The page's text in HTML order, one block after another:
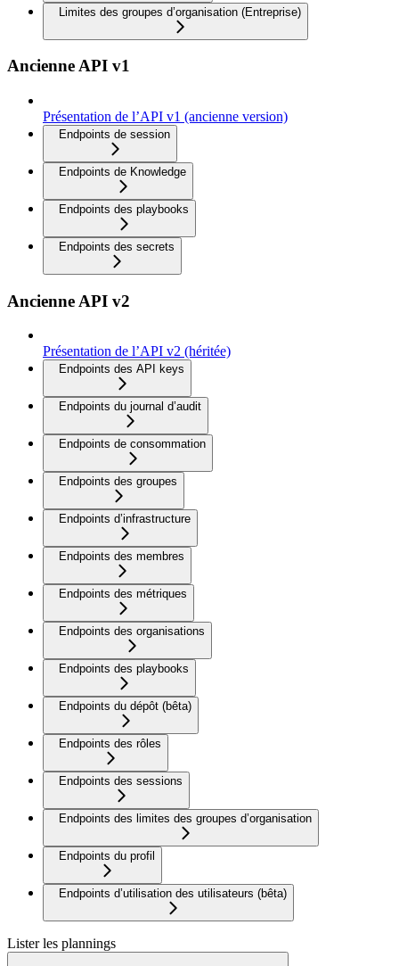
Limites des groupes d’organisation (Entreprise)
Ancienne API v1
Présentation de l’API v1 (ancienne version)
Endpoints de session
Endpoints de Knowledge
Endpoints des playbooks
Endpoints des secrets
Ancienne API v2
Présentation de l’API v2 (héritée)
Endpoints des API keys
Endpoints du journal d’audit
Endpoints de consommation
Endpoints des groupes
Endpoints d’infrastructure
Endpoints des membres
Endpoints des métriques
Endpoints des organisations
Endpoints des playbooks
Endpoints du dépôt (bêta)
Endpoints des rôles
Endpoints des sessions
Endpoints des limites des groupes d’organisation
Endpoints du profil
Endpoints d’utilisation des utilisateurs (bêta)
Lister les plannings